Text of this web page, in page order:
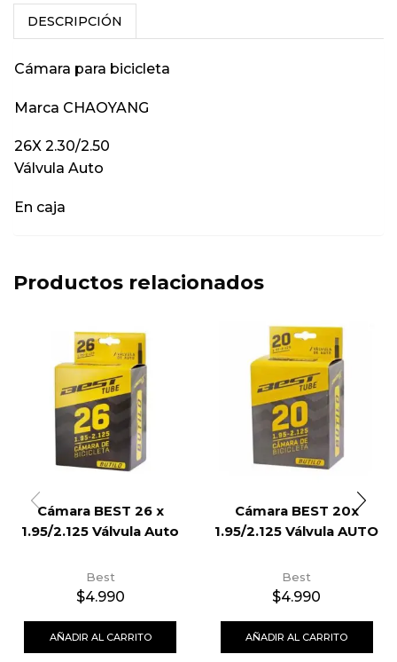
DESCRIPCIÓN
Cámara para bicicleta
Marca CHAOYANG
26X 2.30/2.50
Válvula Auto
En caja
Productos relacionados
Cámara BEST 26 x
1.95/2.125 Válvula Auto
Best
$4.990
AÑADIR AL CARRITO
Cámara BEST 20x
1.95/2.125 Válvula AUTO
Best
$4.990
AÑADIR AL CARRITO